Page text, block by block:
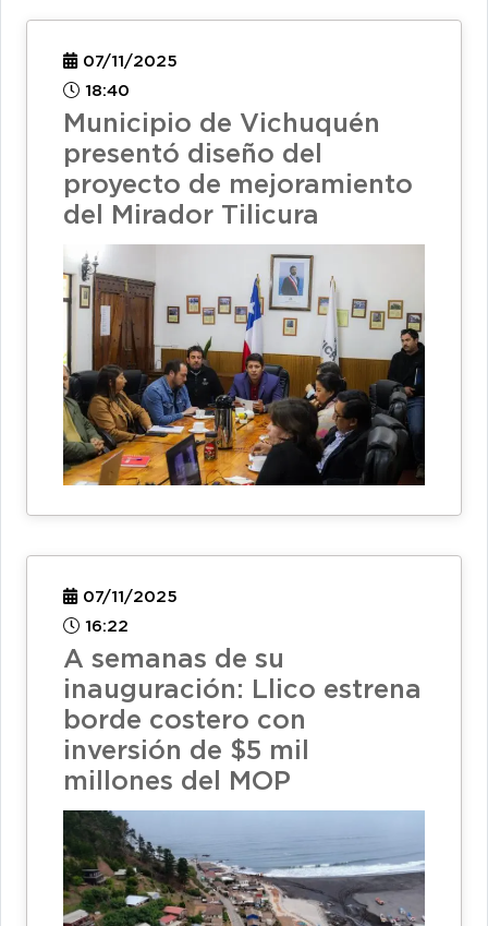
07/11/2025
18:40
Municipio de Vichuquén
presentó diseño del
proyecto de mejoramiento
del Mirador Tilicura
07/11/2025
16:22
A semanas de su
inauguración: Llico estrena
borde costero con
inversión de $5 mil
millones del MOP